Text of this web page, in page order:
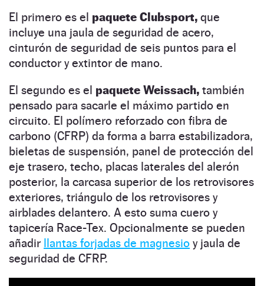
El primero es el paquete Clubsport, que
incluye una jaula de seguridad de acero,
cinturón de seguridad de seis puntos para el
conductor y extintor de mano.
El segundo es el paquete Weissach, también
pensado para sacarle el máximo partido en
circuito. El polímero reforzado con fibra de
carbono (CFRP) da forma a barra estabilizadora,
bieletas de suspensión, panel de protección del
eje trasero, techo, placas laterales del alerón
posterior, la carcasa superior de los retrovisores
exteriores, triángulo de los retrovisores y
airblades delantero. A esto suma cuero y
tapicería Race-Tex. Opcionalmente se pueden
añadir llantas forjadas de magnesio y jaula de
seguridad de CFRP.